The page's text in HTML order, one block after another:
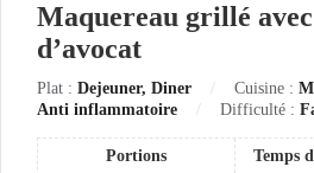
Maquereau grillé
d’avocat
Plat : Dejeuner, Diner Cuisine :
Anti inflammatoire
Difficulté :
Portions
Temps